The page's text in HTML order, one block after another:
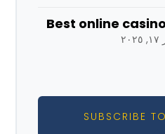
Best online
SUBSCRIBE